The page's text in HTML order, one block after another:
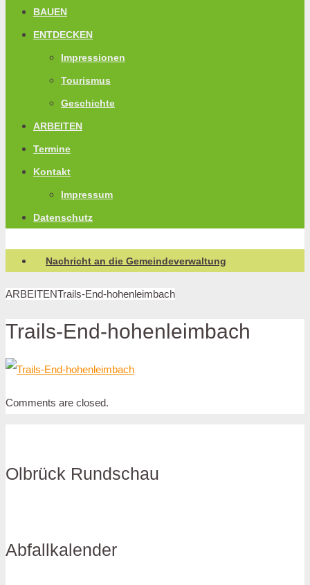
BAUEN
ENTDECKEN
Impressionen
Tourismus
Geschichte
ARBEITEN
Termine
Kontakt
Impressum
Datenschutz
Nachricht an die Gemeindeverwaltung
ARBEITENTrails-End-hohenleimbach
Trails-End-hohenleimbach
Comments are closed.
Olbrück Rundschau
Abfallkalender